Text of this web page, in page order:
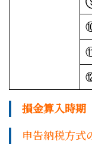
損金算入時期
申告納税方式